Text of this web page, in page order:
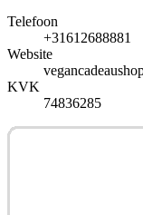
Telefoon
+31612688881
Website
KVK
74836285